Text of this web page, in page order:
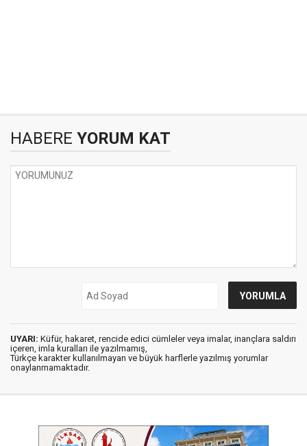
HABERE YORUM KAT
UYARI: Küfür, hakaret, rencide edici cümleler veya imalar, inançlara saldırı
içeren, imla kuralları ile yazılmamış,
Türkçe karakter kullanılmayan ve büyük harflerle yazılmış yorumlar
onaylanmamaktadır.